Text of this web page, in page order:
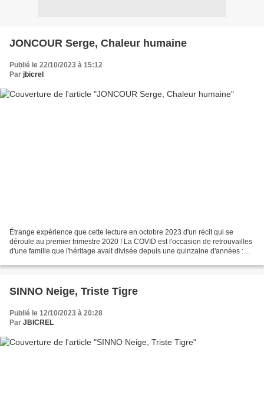
JONCOUR Serge, Chaleur humaine
Publié le 22/10/2023 à 15:12
Par jbicrel
Étrange expérience que cette lecture en octobre 2023 d'un récit qui se
déroule au premier trimestre 2020 ! La COVID est l'occasion de retrouvailles
d'une famille que l'héritage avait divisée depuis une quinzaine d'années :
SINNO Neige, Triste Tigre
Publié le 12/10/2023 à 20:28
Par JBICREL